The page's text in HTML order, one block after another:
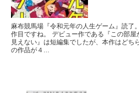
麻布競馬場『令和元年の人生ゲーム』読了
作目ですね。 デビュー作である『この部屋
見えない』は短編集でしたが、本作はどち
の作品が４...